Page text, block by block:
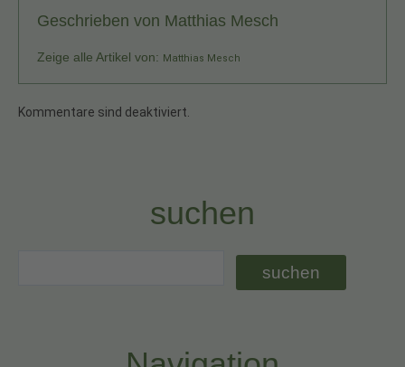
Geschrieben von Matthias Mesch
Zeige alle Artikel von: Matthias Mesch
Kommentare sind deaktiviert.
suchen